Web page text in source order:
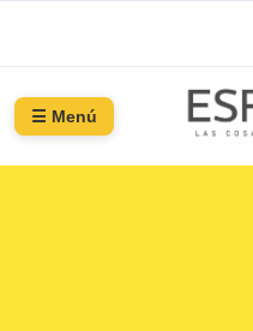
☰ Menú